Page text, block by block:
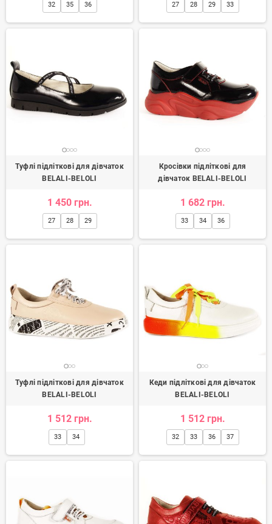
32 35 36 27 28 29 33
Туфлі підліткові для дівчаток
BELALI-BELOLI
1 450 грн.
27 28 29
Кросівки підліткові для
дівчаток BELALI-BELOLI
1 682 грн.
33 34 36
Туфлі підліткові для дівчаток
BELALI-BELOLI
1 512 грн.
33 34
Кеди підліткові для дівчаток
BELALI-BELOLI
1 512 грн.
32 33 36 37